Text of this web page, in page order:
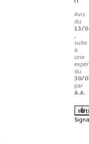
Avis
du
13/
,
suite
à
une
du
30/
par
A.A.